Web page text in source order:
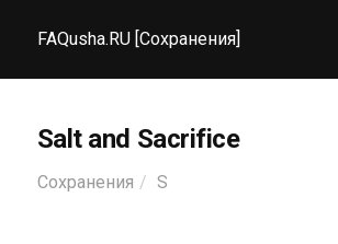
FAQusha.RU [Сохранения]
Salt and Sacrifice
Сохранения S